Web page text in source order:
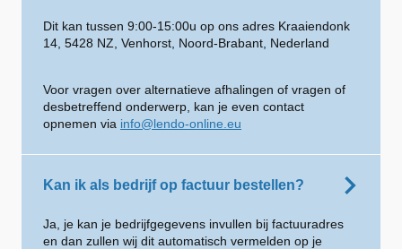
Dit kan tussen 9:00-15:00u op ons adres Kraaiendonk
14, 5428 NZ, Venhorst, Noord-Brabant, Nederland
Voor vragen over alternatieve afhalingen of vragen of
desbetreffend onderwerp, kan je even contact
opnemen via info@lendo-online.eu
Kan ik als bedrijf op factuur bestellen?
Ja, je kan je bedrijfgegevens invullen bij factuuradres
en dan zullen wij dit automatisch vermelden op je